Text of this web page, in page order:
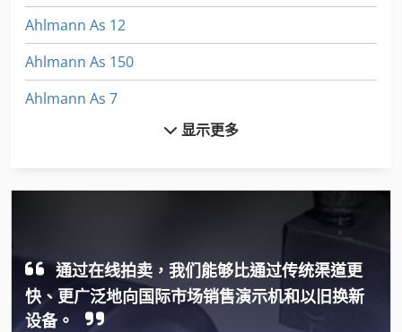
Ahlmann As 12
Ahlmann As 150
Ahlmann As 7
Ahlmann Az 150
Alg 100
显示更多
通过在线拍卖，我们能够比通过传统渠道更
快、更广泛地向国际市场销售演示机和以旧换新
设备。